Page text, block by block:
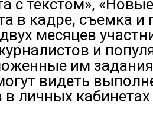
с текстом»,
в кадре, съемка
месяцев
и
им
видеть
личных кабинетах